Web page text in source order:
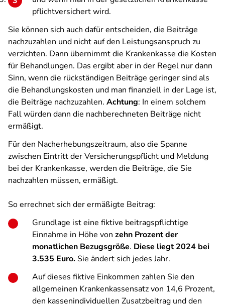
pflichtversichert wird.
Sie können sich auch dafür entscheiden, die Beiträge
nachzuzahlen und nicht auf den Leistungsanspruch zu
verzichten. Dann übernimmt die Krankenkasse die Kosten
für Behandlungen. Das ergibt aber in der Regel nur dann
Sinn, wenn die rückständigen Beiträge geringer sind als
die Behandlungskosten und man finanziell in der Lage ist,
die Beiträge nachzuzahlen. Achtung: In einem solchem
Fall würden dann die nachberechneten Beiträge nicht
ermäßigt.
Für den Nacherhebungszeitraum, also die Spanne
zwischen Eintritt der Versicherungspflicht und Meldung
bei der Krankenkasse, werden die Beiträge, die Sie
nachzahlen müssen, ermäßigt.
So errechnet sich der ermäßigte Beitrag:
Grundlage ist eine fiktive beitragspflichtige
Einnahme in Höhe von zehn Prozent der
monatlichen Bezugsgröße. Diese liegt 2024 bei
3.535 Euro. Sie ändert sich jedes Jahr.
Auf dieses fiktive Einkommen zahlen Sie den
allgemeinen Krankenkassensatz von 14,6 Prozent,
den kassenindividuellen Zusatzbeitrag und den